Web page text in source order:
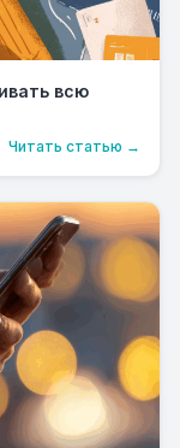
всю
Читать статью →